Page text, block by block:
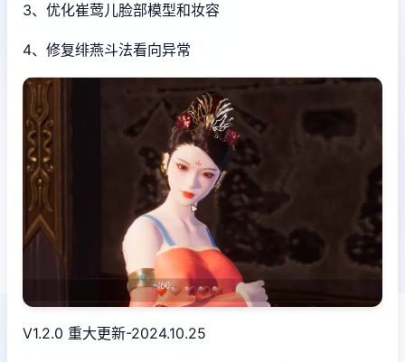
3、优化崔莺儿脸部模型和妆容
4、修复绯燕斗法看向异常
V1.2.0 重大更新-2024.10.25